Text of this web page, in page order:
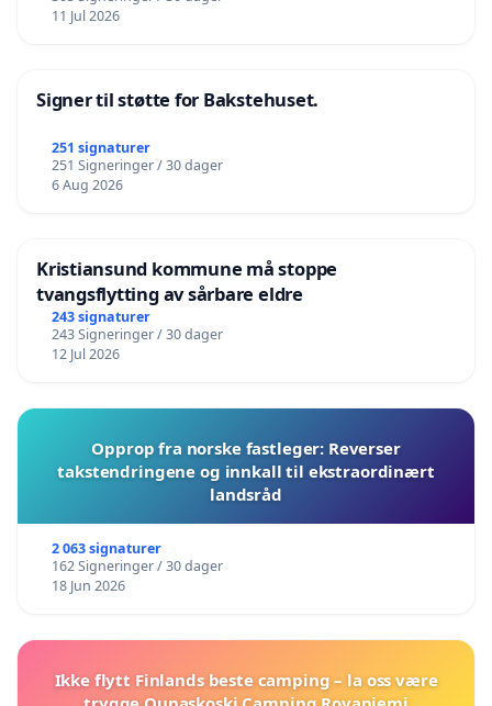
11 Jul 2026
Signer til støtte for Bakstehuset.
251 signaturer
251 Signeringer / 30 dager
6 Aug 2026
Kristiansund kommune må stoppe
tvangsflytting av sårbare eldre
243 signaturer
243 Signeringer / 30 dager
12 Jul 2026
Opprop fra norske fastleger: Reverser
takstendringene og innkall til ekstraordinært
landsråd
2 063 signaturer
162 Signeringer / 30 dager
18 Jun 2026
Ikke flytt Finlands beste camping – la oss være